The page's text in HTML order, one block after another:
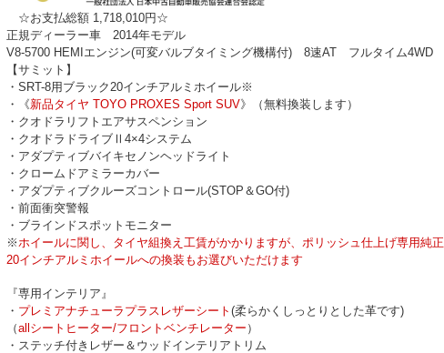
☆お支払総額 1,718,010円☆
正規ディーラー車 2014年モデル
V8-5700 HEMIエンジン(可変バルブタイミング機構付) 8速AT フルタイム4WD
【サミット】
・SRT-8用ブラック20インチアルミホイール※
・《新品タイヤ TOYO PROXES Sport SUV》（無料換装します）
・クオドラリフトエアサスペンション
・クオドラドライブⅡ4×4システム
・アダプティブバイキセノンヘッドライト
・クロームドアミラーカバー
・アダプティブクルーズコントロール(STOP＆GO付)
・前面衝突警報
・ブラインドスポットモニター
※ホイールに関し、タイヤ組換え工賃がかかりますが、ポリッシュ仕上げ専用純正
20インチアルミホイールへの換装もお選びいただけます
『専用インテリア』
・ プレミアナチューラプラスレザーシート (柔らかくしっとりとした革です)
（allシートヒーター/フロントベンチレーター ）
・ステッチ付きレザー＆ウッドインテリアトリム